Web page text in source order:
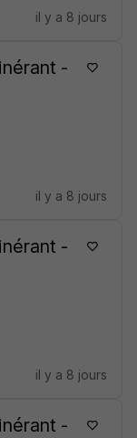
il y a 8 jours
-
il y a 8 jours
-
il y a 8 jours
-